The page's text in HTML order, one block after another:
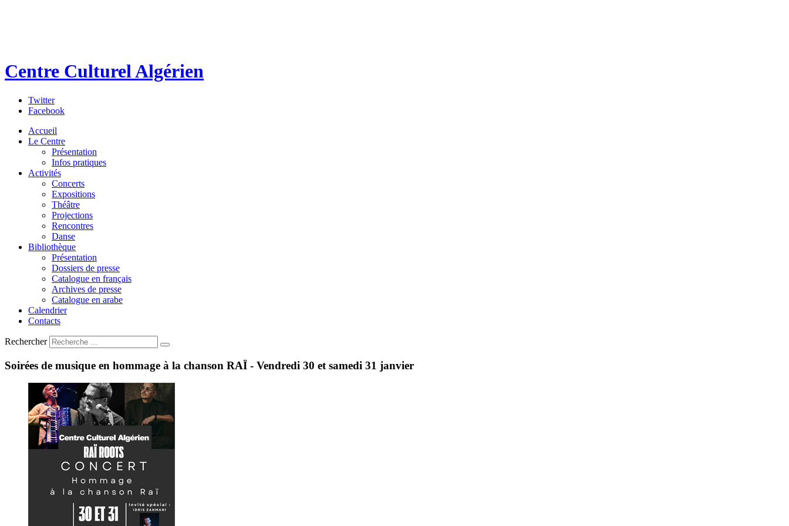
Centre Culturel Algérien
Twitter
Facebook
Accueil
Le Centre
Présentation
Infos pratiques
Activités
Concerts
Expositions
Théâtre
Projections
Rencontres
Danse
Bibliothèque
Présentation
Dossiers de presse
Catalogue en français
Archives de presse
Catalogue en arabe
Calendrier
Contacts
Rechercher
Soirées de musique en hommage à la chanson RAÏ - Vendredi 30 et samedi 31 janvier